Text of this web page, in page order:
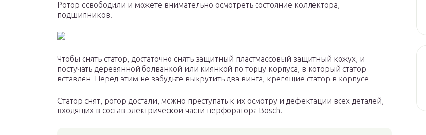
Ротор освободили и можете внимательно осмотреть состояние коллектора,
подшипников.
Чтобы снять статор, достаточно снять защитный пластмассовый защитный кожух, и
постучать деревянной болванкой или киянкой по торцу корпуса, в который статор
вставлен. Перед этим не забудьте выкрутить два винта, крепящие статор в корпусе.
Статор снят, ротор достали, можно преступать к их осмотру и дефектации всех деталей,
входящих в состав электрической части перфоратора Bosch.